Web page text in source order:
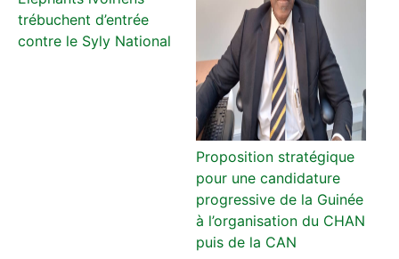
trébuchent d’entrée
contre le Syly National
Proposition stratégique
pour une candidature
progressive de la Guinée
à l’organisation du CHAN
puis de la CAN